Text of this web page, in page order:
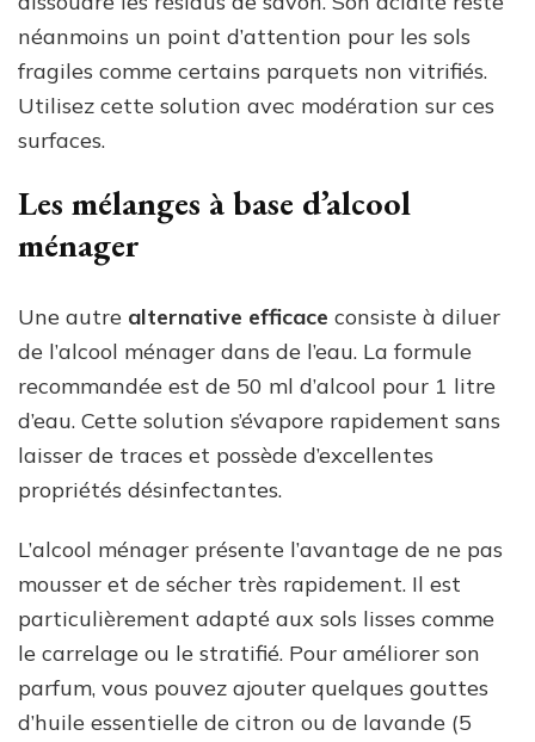
néanmoins un point d’attention pour les sols
fragiles comme certains parquets non vitrifiés.
Utilisez cette solution avec modération sur ces
surfaces.
Les mélanges à base d’alcool
ménager
Une autre alternative efficace consiste à diluer
de l’alcool ménager dans de l’eau. La formule
recommandée est de 50 ml d’alcool pour 1 litre
d’eau. Cette solution s’évapore rapidement sans
laisser de traces et possède d’excellentes
propriétés désinfectantes.
L’alcool ménager présente l’avantage de ne pas
mousser et de sécher très rapidement. Il est
particulièrement adapté aux sols lisses comme
le carrelage ou le stratifié. Pour améliorer son
parfum, vous pouvez ajouter quelques gouttes
d’huile essentielle de citron ou de lavande (5